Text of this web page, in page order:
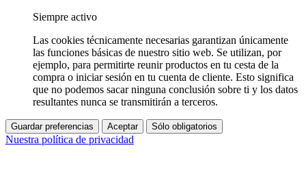
Siempre activo
Las cookies técnicamente necesarias garantizan únicamente
las funciones básicas de nuestro sitio web. Se utilizan, por
ejemplo, para permitirte reunir productos en tu cesta de la
compra o iniciar sesión en tu cuenta de cliente. Esto significa
que no podemos sacar ninguna conclusión sobre ti y los datos
resultantes nunca se transmitirán a terceros.
Guardar preferencias Aceptar Sólo obligatorios
Nuestra política de privacidad